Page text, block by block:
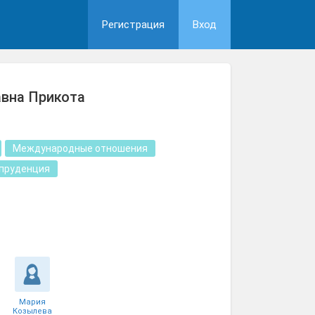
Регистрация Вход
Прикота
Международные отношения
Мария
Козылева